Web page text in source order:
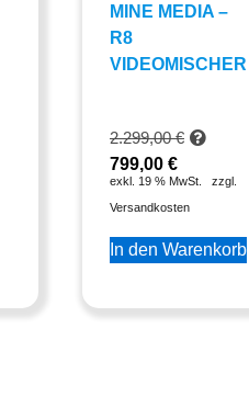
MINE MEDIA –
R8
VIDEOMISCHER
2.299,00€
799,00 €
exkl. 19 % MwSt.
zzgl.
Versandkosten
In den Warenkorb